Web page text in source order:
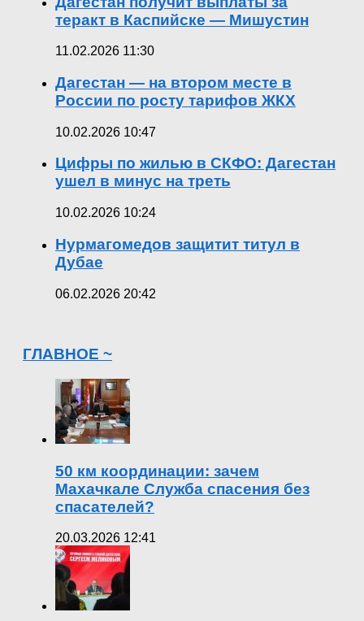
теракт в Каспийске — Мишустин
11.02.2026 11:30
Дагестан — на втором месте в
России по росту тарифов ЖКХ
10.02.2026 10:47
Цифры по жилью в СКФО: Дагестан
ушел в минус на треть
10.02.2026 10:24
Нурмагомедов защитит титул в
Дубае
06.02.2026 20:42
ГЛАВНОЕ ~
50 км координации: зачем
Махачкале Служба спасения без
спасателей?
20.03.2026 12:41